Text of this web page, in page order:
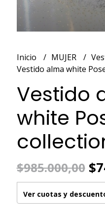
Inicio MUJER
Vestido alma white
Vestido
white
$985.000,00
Ver cuotas y